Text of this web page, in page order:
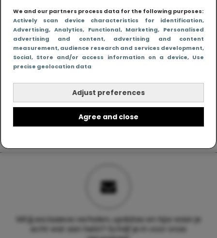
We and our partners process data for the following purposes:
Actively scan device characteristics for identification,
Advertising, Analytics, Functional, Marketing, Personalised
advertising and content, advertising and content
measurement, audience research and services development,
Social, Store and/or access information on a device, Use
precise geolocation data
Adjust preferences
Agree and close
Wil jij exclusieve verhalen, updates en tips waar je
echt wat aan hebt? Schrijf je in voor onze